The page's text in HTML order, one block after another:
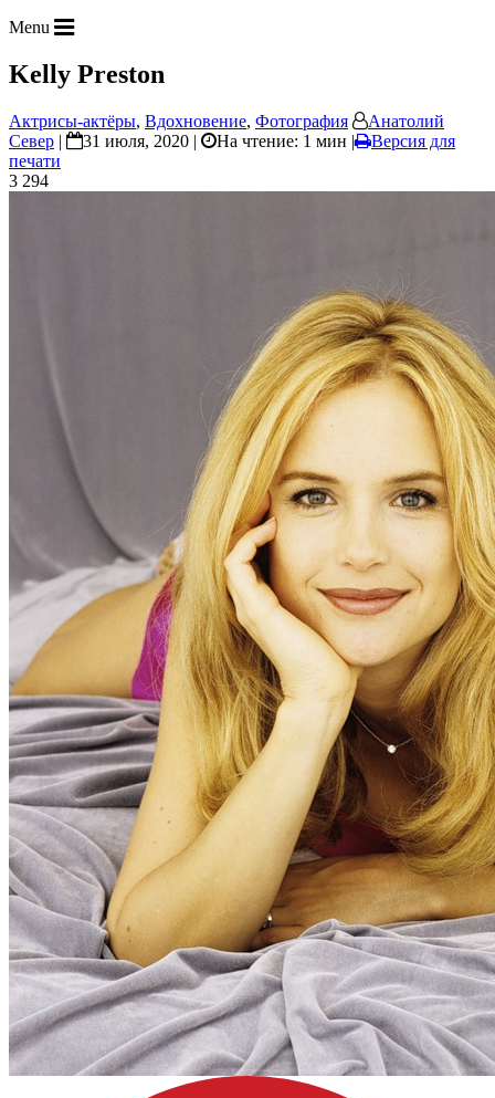
Menu
Kelly Preston
Актрисы-актёры, Вдохновение, Фотография
Анатолий
Север | 31 июля, 2020 | На чтение: 1 мин |
Версия для
печати
3 294